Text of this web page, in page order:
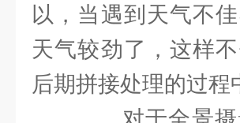
以，当遇到天气不
天气较劲了，这样
后期拼接处理的过